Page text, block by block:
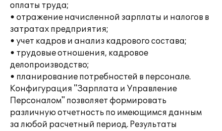
оплаты труда;
• отражение начисленной зарплаты и налогов в
затратах предприятия;
• учет кадров и анализ кадрового состава;
• трудовые отношения, кадровое
делопроизводство;
• планирование потребностей в персонале.
Конфигурация "Зарплата и Управление
Персоналом" позволяет формировать
различную отчетность по имеющимся данным
за любой расчетный период. Результаты